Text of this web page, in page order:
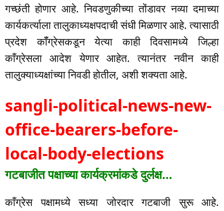
गच्छंती होणार आहे. निवडणुकीच्या तोंडावर नव्या दमाच्या
कार्यकर्त्याला तालुकाध्यक्षपदाची संधी मिळणार आहे. त्यासाठी
प्रदेश कॉँग्रेसकडून येत्या काही दिवसामध्ये जिल्हा
काँग्रेसला आदेश येणार आहेत. त्यानंतर नवीन काही
तालुक्याध्यक्षांच्या निवडी होतील, अशी शक्यता आहे.
sangli-political-news-new-
office-bearers-before-
local-body-elections
गटबाजीत पक्षाच्या कार्यक्रमांकडे दुर्लक्ष…
काँग्रेस पक्षामध्ये सध्या जोरदार गटबाजी सुरू आहे.